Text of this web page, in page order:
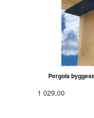
Pergola
1 029,00